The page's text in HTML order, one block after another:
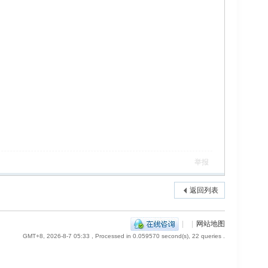
举报
返回列表
| | 网站地图
GMT+8, 2026-8-7 05:33 , Processed in 0.059570 second(s), 22 queries .